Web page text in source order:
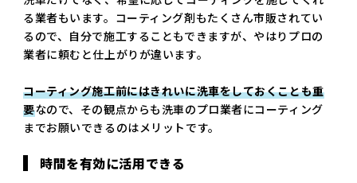
る業者もいます。コーティング剤もたくさん市販されてい
るので、自分で施工することもできますが、やはりプロの
業者に頼むと仕上がりが違います。
コーティング施工前にはきれいに洗車をしておくことも重
要なので、その観点からも洗車のプロ業者にコーティング
までお願いできるのはメリットです。
時間を有効に活用できる